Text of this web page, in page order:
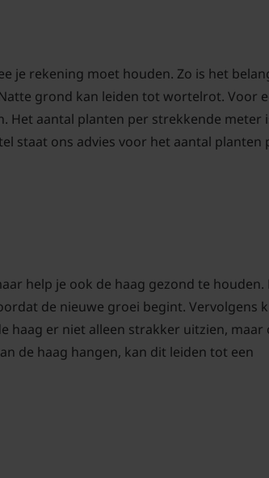
je rekening moet houden. Zo is het
grond kan leiden tot wortelrot. Voor
Het aantal planten per strekkende meter
staat ons advies voor het aantal planten
help je ook de haag gezond te houden.
de nieuwe groei begint. Vervolgens
haag er niet alleen strakker uitzien, maar
de haag hangen, kan dit leiden tot een